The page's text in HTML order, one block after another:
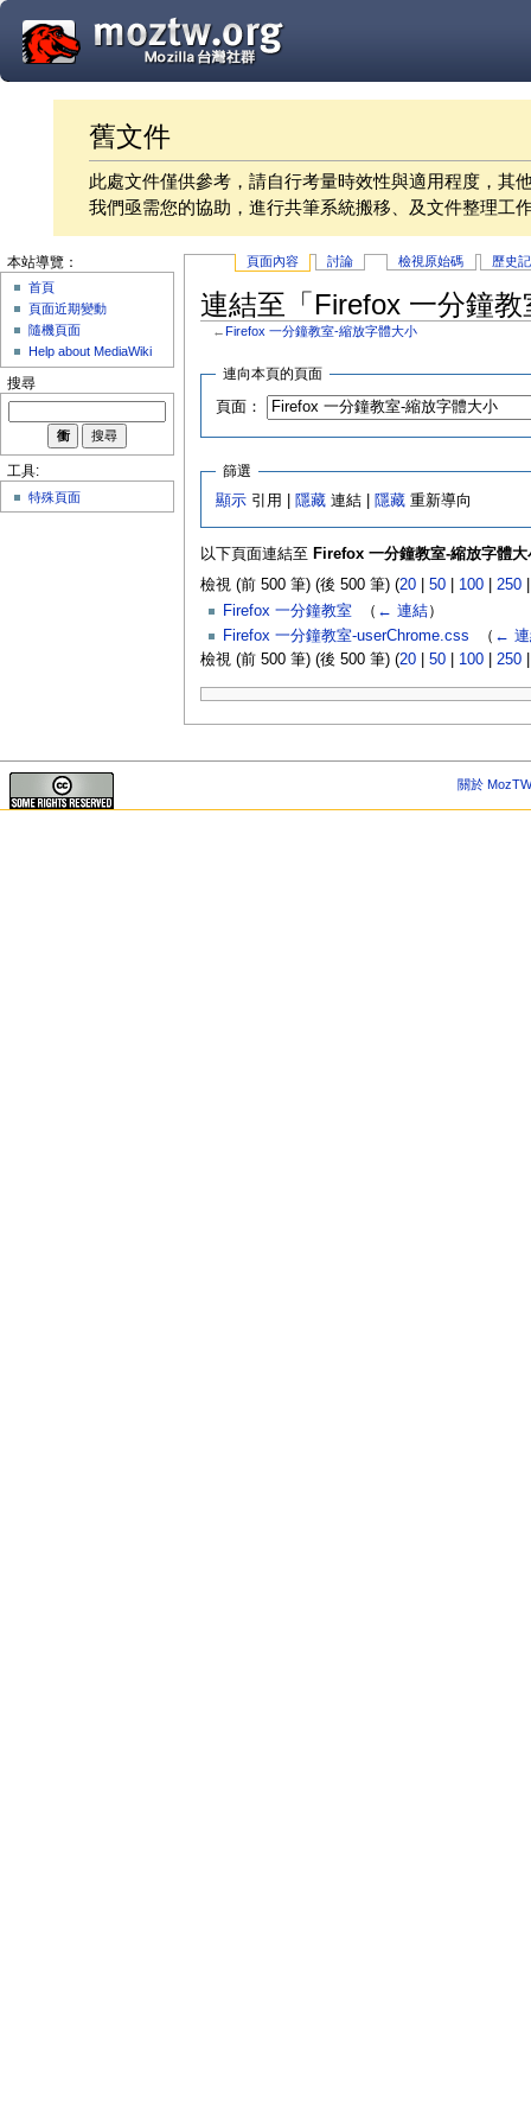
舊文件
此處文件僅供參考，請自行考量時效性與適用程度，其
我們亟需您的協助，進行共筆系統搬移、及文件整理工
頁面內容 討論 檢視原始碼 歷史
連結至「Firefox 一分鐘
← Firefox 一分鐘教室-縮放字體大小
連向本頁的頁面
頁面：
篩選
顯示 引用 | 隱藏 連結 | 隱藏 重新導向
以下頁面連結至 Firefox 一分鐘教室-縮放字體大
檢視 (前 500 筆) (後 500 筆) (20| 50| 100| 250
Firefox 一分鐘教室‎ （ ← 連結）
Firefox 一分鐘教室-userChrome.css
（ ← 連
檢視 (前 500 筆) (後 500 筆) (20| 50| 100| 250
本站導覽：
首頁
頁面近期變動
隨機頁面
Help about MediaWiki
搜尋
工具:
特殊頁面
關於